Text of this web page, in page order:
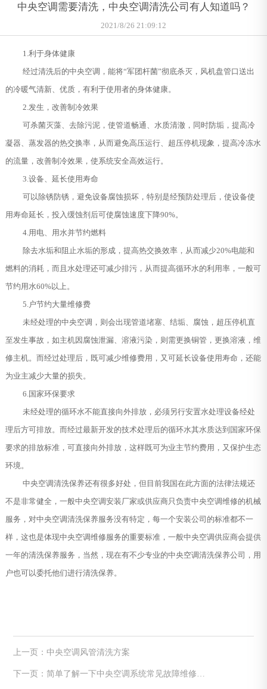
中央空调需要清洗，中央空调清洗公司有人知道吗？
2021/8/26 21:09:12
1.利于身体健康
经过清洗后的中央空调，能将“军团杆菌”彻底杀灭，风机盘管口送出
的冷暖气清新、优质，有利于使用者的身体健康。
2.发生，改善制冷效果
可杀菌灭藻、去除污泥，使管道畅通、水质清澈，同时防垢，提高冷
凝器、蒸发器的热交换率，从而避免高压运行、超压停机现象，提高冷冻水
的流量，改善制冷效果，使系统安全高效运行。
3.设备、延长使用寿命
可以除锈防锈，避免设备腐蚀损坏，特别是经预防处理后，使设备使
用寿命延长，投入缓蚀剂后可使腐蚀速度下降90%。
4.用电、用水并节约燃料
除去水垢和阻止水垢的形成，提高热交换效率，从而减少20%电能和
燃料的消耗，而且水处理还可减少排污，从而提高循环水的利用率，一般可
节约用水60%以上。
5.户节约大量维修费
未经处理的中央空调，则会出现管道堵塞、结垢、腐蚀，超压停机直
至发生事故，如主机因腐蚀泄漏、溶液污染，则需更换铜管，更换溶液，维
修主机。而经过处理后，既可减少维修费用，又可延长设备使用寿命，还能
为业主减少大量的损失。
6.国家环保要求
未经处理的循环水不能直接向外排放，必须另行安置水处理设备经处
理后方可排放。而经过最新开发的技术处理后的循环水其水质达到国家环保
要求的排放标准，可直接向外排放，这样既可为业主节约费用，又保护生态
环境。
中央空调清洗保养还有很多好处，但目前我国在此方面的法律法规还
不是非常健全，一般中央空调安装厂家或供应商只负责中央空调维修的机械
服务，对中央空调清洗保养服务没有特定，每一个安装公司的标准都不一
样，这也是体现中央空调维修服务的重要标准，一般中央空调供应商会提供
一年的清洗保养服务，当然，现在有不少专业的中央空调清洗保养公司，用
户也可以委托他们进行清洗保养。
上一页：中央空调风管清洗方案
下一页：简单了解一下中央空调系统常见故障维修方